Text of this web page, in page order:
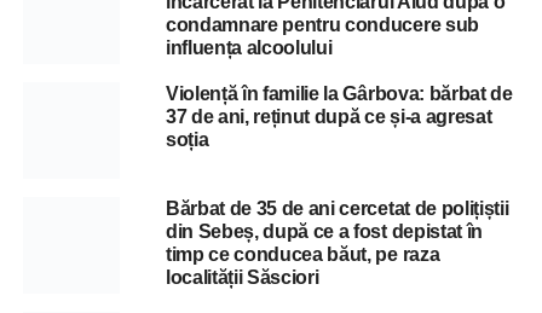
condamnare pentru conducere sub
influența alcoolului
Violență în familie la Gârbova: bărbat de
37 de ani, reținut după ce și-a agresat
soția
Bărbat de 35 de ani cercetat de polițiștii
din Sebeș, după ce a fost depistat în
timp ce conducea băut, pe raza
localității Săsciori